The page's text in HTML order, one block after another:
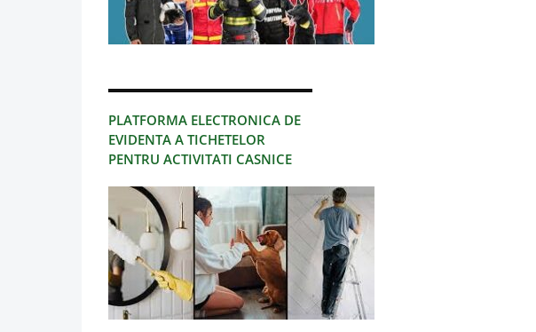
PLATFORMA ELECTRONICA DE
EVIDENTA A TICHETELOR
PENTRU ACTIVITATI CASNICE